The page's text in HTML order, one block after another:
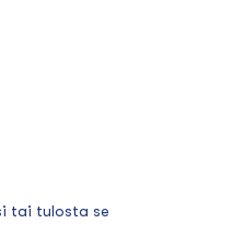
tai tulosta se